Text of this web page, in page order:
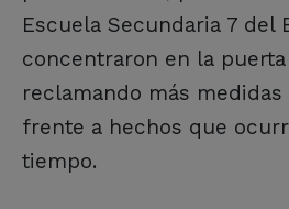
Escuela Secundaria 7 del
concentraron en la
reclamando más
frente a hechos que
tiempo.